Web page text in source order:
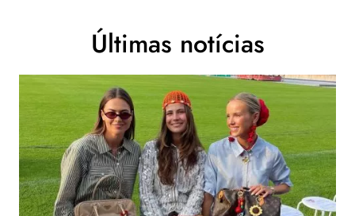
Últimas notícias